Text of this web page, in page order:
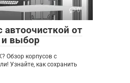
0
автоочисткой от
выбор
Обзор корпусов с
Узнайте, как сохранить